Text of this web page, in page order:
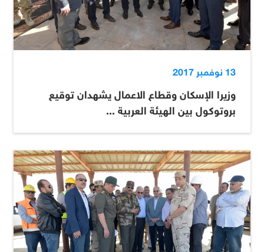
13 نوفمبر 2017
وزيرا الإسكان وقطاع الاعمال يشهدان توقيع
بروتوكول بين الهيئة العربية ...